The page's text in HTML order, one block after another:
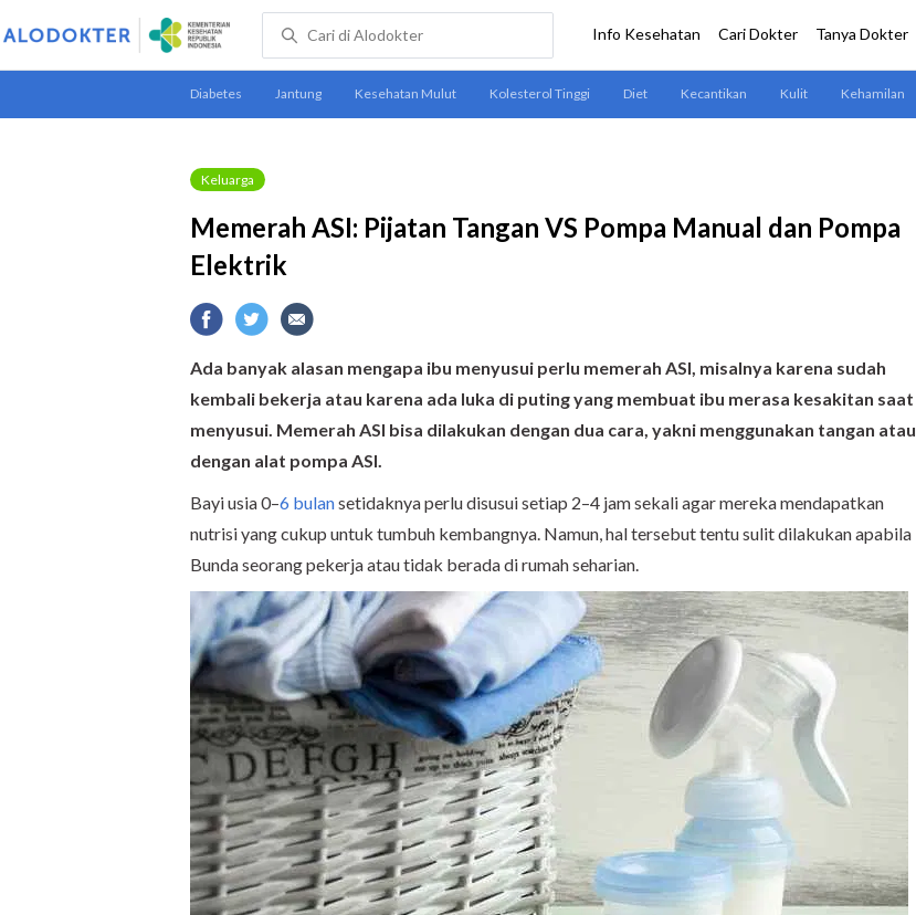
Keluarga
Memerah ASI: Pijatan Tangan VS Pompa Manual dan Pompa
Elektrik
Ada banyak alasan mengapa ibu menyusui perlu memerah ASI, misalnya karena sudah
kembali bekerja atau karena ada luka di puting yang membuat ibu merasa kesakitan saat
menyusui. Memerah ASI bisa dilakukan dengan dua cara, yakni menggunakan tangan atau
dengan alat pompa ASI.
Bayi usia 0–6 bulansetidaknya perlu disusui setiap 2–4 jam sekali agar mereka mendapatkan
nutrisi yang cukup untuk tumbuh kembangnya. Namun, hal tersebut tentu sulit dilakukan apabila
Bunda seorang pekerja atau tidak berada di rumah seharian.